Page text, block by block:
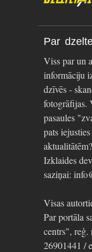
Par
Viss par un
informāciju
dzīvēs -
fotogrāfijas.
pasaules
pats
Izklaides
saziņai:
Visas
Par portāla
centrs", reģ.
26901441 /